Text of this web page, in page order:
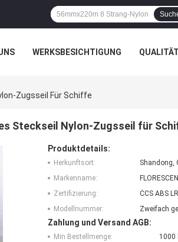
WERKSBESICHTIGUNG
Zugsseil Für Schiffe
Steckseil Nylon-Zugsseil für
Produktdetails:
Herkunftsort:
Shandong,
Markenname:
Zertifizierung:
CCS ABS
Modellnummer:
Zweifach
Zahlung und Versand AGB:
Min Bestellmenge:
1000